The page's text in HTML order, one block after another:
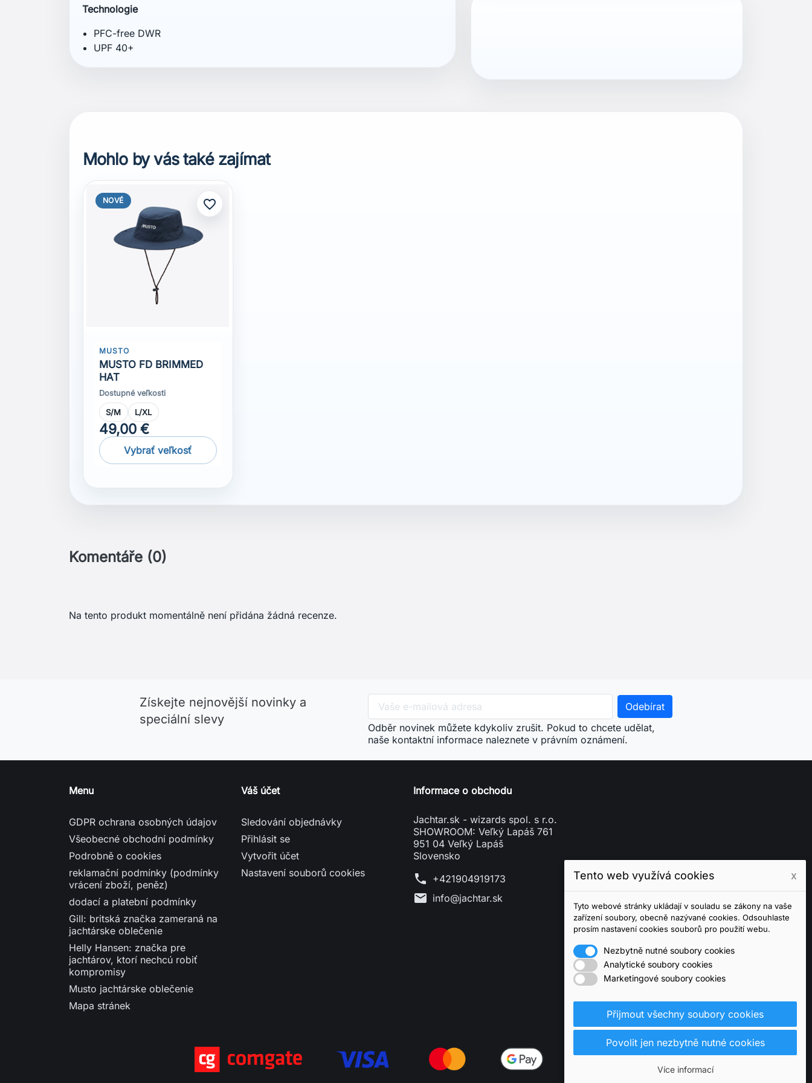
Mohlo by vás také zajímat
NOVÉ favorite_border
MUSTO
MUSTO FD BRIMMED
HAT
Dostupné veľkosti
S/M L/XL
49,00 €
Vybrať veľkosť
Komentáře (0)
Na tento produkt momentálně není přidána žádná recenze.
Získejte nejnovější novinky a
speciální slevy
Odběr novinek můžete kdykoliv zrušit. Pokud to chcete udělat,
naše kontaktní informace naleznete v právním oznámení.
Menu
GDPR ochrana osobných údajov
Všeobecné obchodní podmínky
Podrobně o cookies
reklamační podmínky (podmínky
vrácení zboží, peněz)
dodací a platební podmínky
Gill: britská značka zameraná na
jachtárske oblečenie
Helly Hansen: značka pre
jachtárov, ktorí nechcú robiť
kompromisy
Musto jachtárske oblečenie
Mapa stránek
Váš účet
Sledování objednávky
Přihlásit se
Vytvořit účet
Nastavení souborů cookies
Informace o obchodu
Jachtar.sk - wizards spol. s r.o.
SHOWROOM: Veľký Lapáš 761
951 04 Veľký Lapáš
Slovensko
phone +421904919173
mail info@jachtar.sk
Tento web využívá cookies x
Tyto webové stránky ukládají v souladu se zákony na vaše
zařízení soubory, obecně nazývané cookies. Odsouhlaste
prosím nastavení cookies souborů pro použití webu.
Nezbytně nutné soubory cookies
Analytické soubory cookies
Marketingové soubory cookies
Přijmout všechny soubory cookies
Povolit jen nezbytně nutné cookies
Více informací